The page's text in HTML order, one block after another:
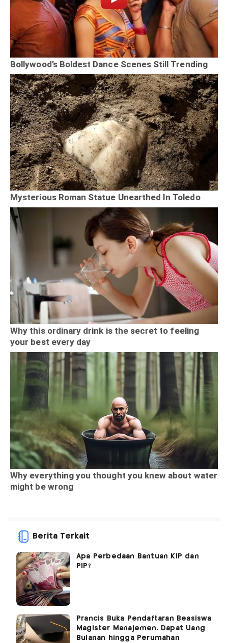
Berita Terkait
Apa Perbedaan Bantuan KIP dan
PIP?
Prancis Buka Pendaftaran Beasiswa
Magister Manajemen, Dapat Uang
Bulanan hingga Perumahan